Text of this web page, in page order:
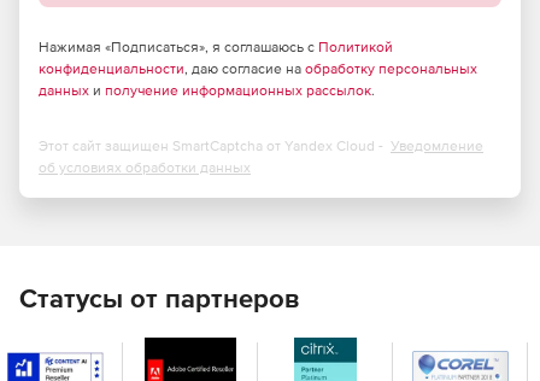
Способность обрабатывать гигантские массивы
Значительное снижение затрат на использование
сети Интернет.
сторонние службы проверки (ICAP-протокол), со всеми
Поддержка практически всех используемых в
Нажимая «Подписаться», я соглашаюсь с Политикой
конфиденциальности, даю согласие на обработку персональных
данных и получение информационных рассылок.
Этот сайт защищен SmartCaptcha от Yandex Cloud - Уведомление
об условиях обработки данных
Статусы от партнеров